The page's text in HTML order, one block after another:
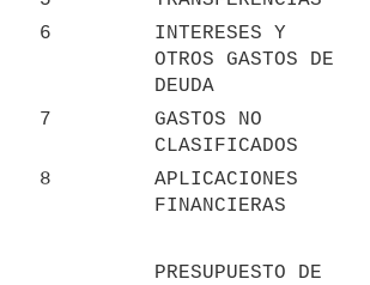
6
INTERESES Y
OTROS GASTOS DE
DEUDA
7
GASTOS NO
CLASIFICADOS
8
APLICACIONES
FINANCIERAS
PRESUPUESTO DE